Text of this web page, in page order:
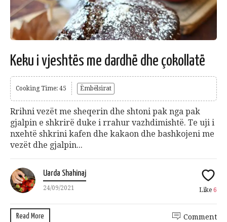
Keku i vjeshtës me dardhë dhe çokollatë
Cooking Time: 45 Ëmbëlsirat
Rrihni vezët me sheqerin dhe shtoni pak nga pak
gjalpin e shkrirë duke i rrahur vazhdimishtë. Te uji i
nxehtë shkrini kafen dhe kakaon dhe bashkojeni me
vezët dhe gjalpin...
Uarda Shahinaj
24/09/2021 Like 6
Read More Comment